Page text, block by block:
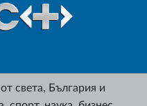
света, България и